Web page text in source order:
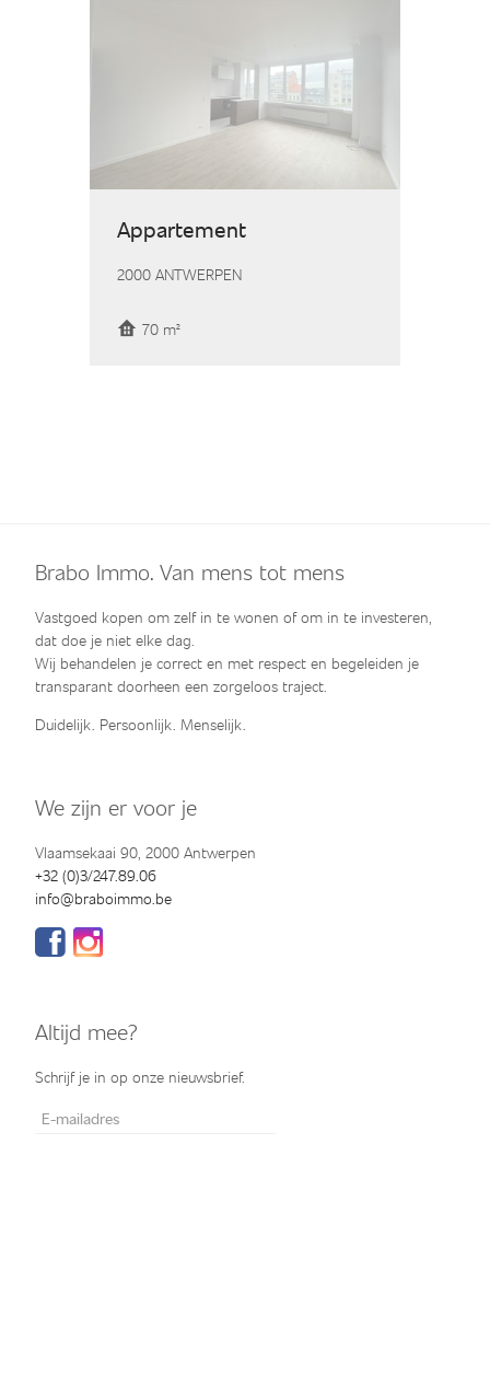
Appartement
2000 ANTWERPEN
70 m²
Brabo Immo. Van mens tot mens
Vastgoed kopen om zelf in te wonen of om in te investeren,
dat doe je niet elke dag.
Wij behandelen je correct en met respect en begeleiden je
transparant doorheen een zorgeloos traject.
Duidelijk. Persoonlijk. Menselijk.
We zijn er voor je
Vlaamsekaai 90, 2000 Antwerpen
+32 (0)3/247.89.06
info@braboimmo.be
Altijd mee?
Schrijf je in op onze nieuwsbrief.